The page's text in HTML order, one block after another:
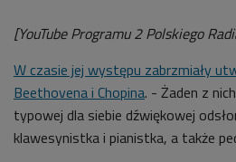
[YouTube Programu 2 Polskiego
W czasie jej występu zabrzmiały
Beethovena i Chopina. - Żaden z
typowej dla siebie dźwiękowej
klawesynistka i pianistka, a także